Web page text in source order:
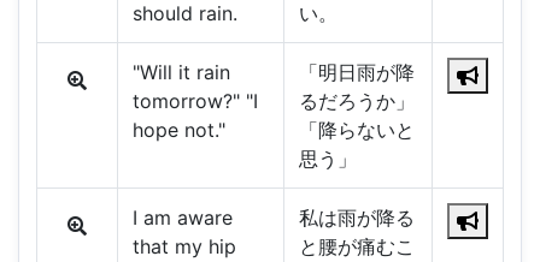
should rain.
い。
"Will it rain
tomorrow?" "I
hope not."
「明日雨が降
るだろうか」
「降らないと
思う」
I am aware
that my hip
私は雨が降る
と腰が痛むこ